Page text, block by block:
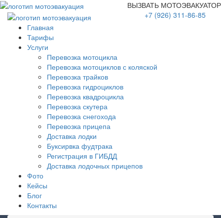
ВЫЗВАТЬ МОТОЭВАКУАТОР
+7 (926) 311-86-85
Главная
Тарифы
Услуги
Перевозка мотоцикла
Перевозка мотоциклов с коляской
Перевозка трайков
Перевозка гидроциклов
Перевозка квадроцикла
Перевозка скутера
Перевозка снегохода
Перевозка прицепа
Доставка лодки
Буксирвка фудтрака
Регистрация в ГИБДД
Доставка лодочных прицепов
Фото
Кейсы
Блог
Контакты